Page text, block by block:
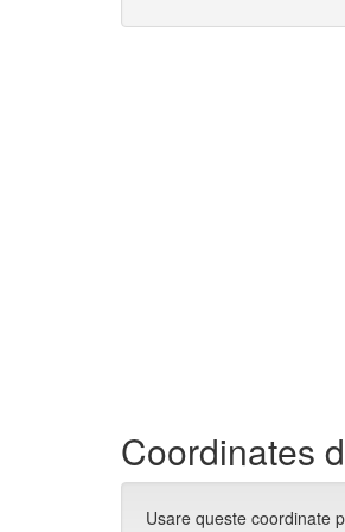
Coordinates
Usare queste coordinate